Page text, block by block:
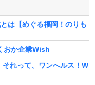
は【めぐる福岡！のりも
おか企業Wish
れって、ワンへルス！W